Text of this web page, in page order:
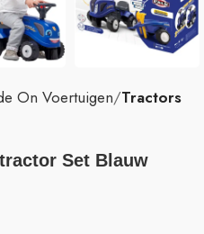
On Voertuigen Tractors
Set Blauw